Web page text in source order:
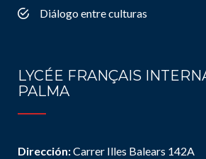
Diálogo entre culturas
LYCÉE FRANÇAIS
PALMA
Dirección:Carrer Illes Balears 142A